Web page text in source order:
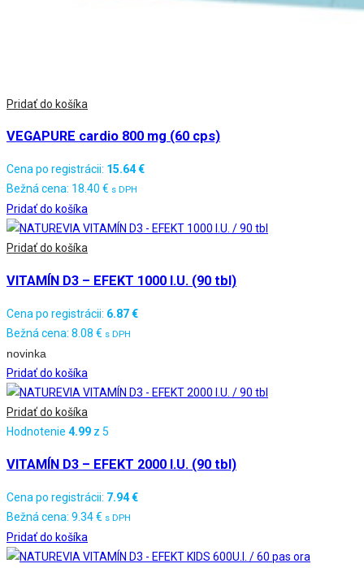
Pridať do košíka
VEGAPURE cardio 800 mg (60 cps)
Cena po registrácii: 15.64€
Bežná cena: 18.40 € s DPH
Pridať do košíka
Pridať do košíka
VITAMÍN D3 – EFEKT 1000 I.U. (90 tbl)
Cena po registrácii: 6.87€
Bežná cena: 8.08 € s DPH
novinka
Pridať do košíka
Pridať do košíka
Hodnotenie 4.99 z 5
VITAMÍN D3 – EFEKT 2000 I.U. (90 tbl)
Cena po registrácii: 7.94€
Bežná cena: 9.34€ s DPH
Pridať do košíka